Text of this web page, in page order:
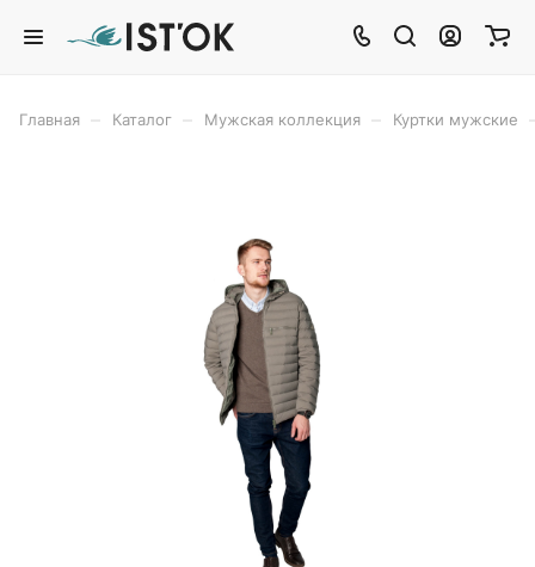
Главная Каталог Мужская коллекция Куртки мужские